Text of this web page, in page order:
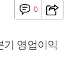
0
기 영업이익